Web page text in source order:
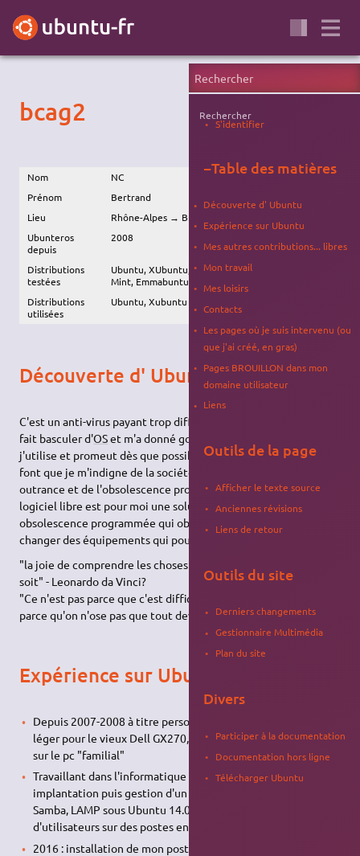
bcag2
Nom
NC
Prénom
Bertrand
Lieu
Rhône-Alpes → Bretagne
Ubunteros
depuis
2008
Distributions
testées
Ubuntu, XUbuntu, LUbuntu, Debian, Toutou Linux,
Mint, Emmabuntu
Distributions
utilisées
Ubuntu, Xubuntu
Découverte d' Ubuntu
C'est un anti-virus payant trop difficile à désinstaller qui m'a
fait basculer d'OSet m'a donné goût au logiciels libres que
j'utilise et promeut dès que possible. Mon amour de la nature
font que je m'indigne de la société de consommation à
outrance et de l'obsolescence programmée qui va avec. Le
logiciel libre est pour moi une solution d'éviter cette
obsolescence programmée qui oblige la grande majorité à
changer des équipements qui pourraient encore fonctionner.
"la joie de comprendre les choses est le plaisir le plus noble qui
soit" - Leonardo da Vinci?
"Ce n'est pas parce que c'est difficile qu'on n'ose pas, c'est
parce qu'on n'ose pas que tout devient difficile" - Sénèque
Expérience sur Ubuntu
Depuis 2007-2008 à titre personnel: XUbuntu 14.04, plus
léger pour le vieux Dell GX270, et Ubuntu 8, 10, 14… 24.04
sur le pc "familial"
Travaillant dans l'informatique depuis début 2013 :
implantation puis gestion d'un serveur sous ProxMox + VPSs
Samba, LAMP sous Ubuntu 14.04 et 16.04 + support
d'utilisateurs sur des postes en Ubuntu 12.04, Mint 16.04.
2016 : installation de mon poste de travail sous Ubuntu
Rechercher
S'identifier
−Table des matières
Découverte d' Ubuntu
Expérience sur Ubuntu
Mes autres contributions... libres
Mon travail
Mes loisirs
Contacts
Les pages où je suis intervenu (ou
que j'ai créé, en gras)
Pages BROUILLON dans mon
domaine utilisateur
Liens
Outils de la page
Afficher le texte source
Anciennes révisions
Liens de retour
Outils du site
Derniers changements
Gestionnaire Multimédia
Plan du site
Divers
Participer à la documentation
Documentation hors ligne
Télécharger Ubuntu